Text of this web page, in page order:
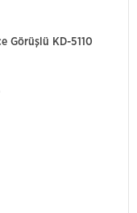
Görüşlü KD-5110